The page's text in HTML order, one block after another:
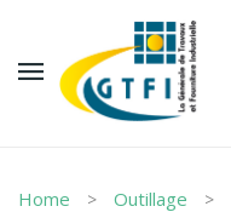
Home Outillage